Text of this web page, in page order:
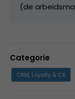
(de
Categorie
CRM, Loyalty & CX